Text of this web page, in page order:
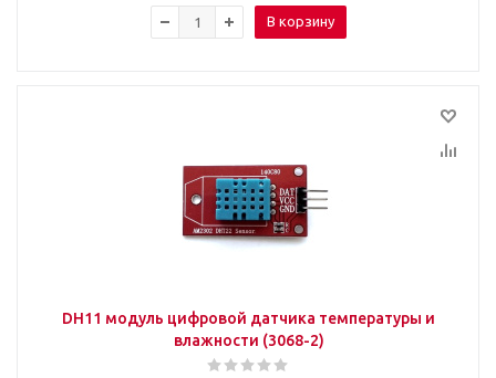
В корзину
DH11 модуль цифровой датчика температуры и
влажности (3068-2)